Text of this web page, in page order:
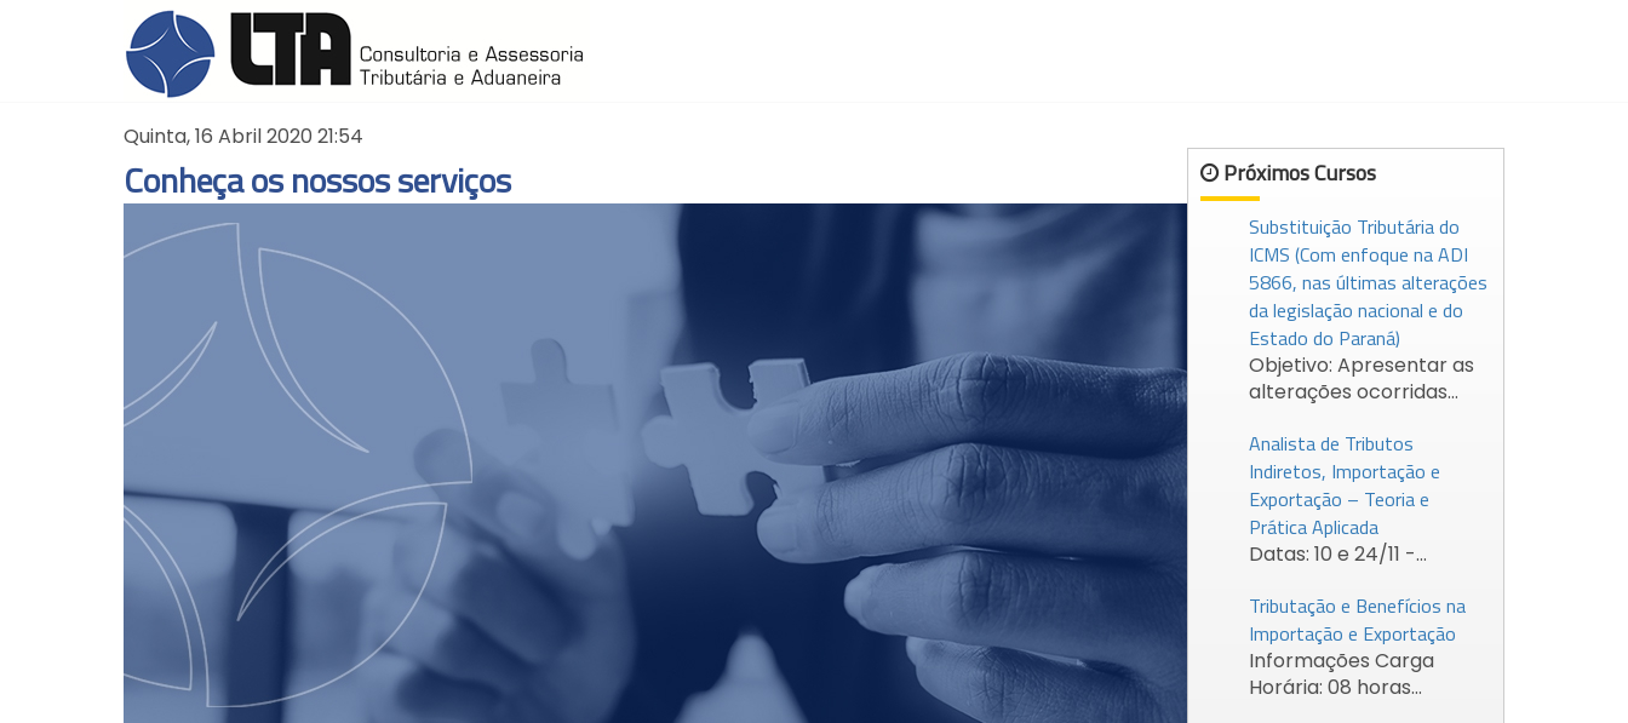
Quinta, 16 Abril 2020 21:54
Conheça os nossos serviços Próximos Cursos
Substituição Tributária do
ICMS (Com enfoque na ADI
5866, nas últimas alterações
da legislação nacional e do
Estado do Paraná)
Objetivo: Apresentar as
alterações ocorridas…
Analista de Tributos
Indiretos, Importação e
Exportação – Teoria e
Prática Aplicada
Datas: 10 e 24/11 -…
Tributação e Benefícios na
Importação e Exportação
Informações Carga
Horária: 08 horas…